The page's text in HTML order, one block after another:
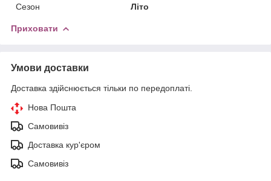
Сезон
Літо
Приховати
Умови доставки
Доставка здійснюється тільки по передоплаті.
Нова Пошта
Самовивіз
Доставка кур'єром
Самовивіз